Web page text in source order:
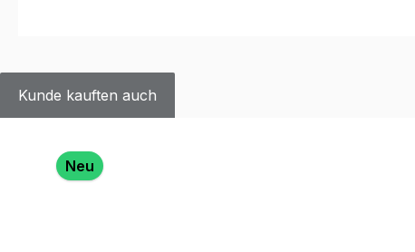
Kunde kauften auch
Produktgalerie überspringen
Neu